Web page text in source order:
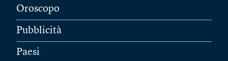
Oroscopo
Pubblicità
Paesi